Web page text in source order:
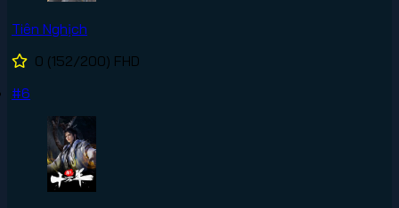
Tiên Nghịch
0 (152/200) FHD
#6